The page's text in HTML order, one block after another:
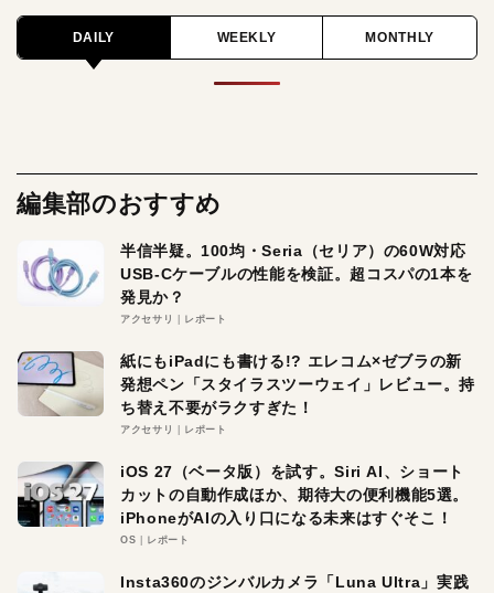
DAILY WEEKLY MONTHLY
編集部のおすすめ
半信半疑。100均・Seria（セリア）の60W対応
USB-Cケーブルの性能を検証。超コスパの1本を
発見か？
アクセサリ レポート
紙にもiPadにも書ける!? エレコム×ゼブラの新
発想ペン「スタイラスツーウェイ」レビュー。持
ち替え不要がラクすぎた！
アクセサリ レポート
iOS 27（ベータ版）を試す。Siri AI、ショート
カットの自動作成ほか、期待大の便利機能5選。
iPhoneがAIの入り口になる未来はすぐそこ！
OS レポート
Insta360のジンバルカメラ「Luna Ultra」実践